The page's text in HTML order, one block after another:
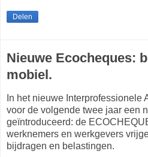
Delen
Nieuwe Ecocheques:
mobiel.
In het nieuwe Interprofessionele
voor de volgende twee jaar een
geïntroduceerd: de
werknemers en werkgevers
bijdragen en belastingen.